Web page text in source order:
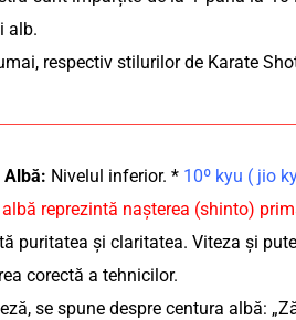
alb.
respectiv stilurilor de Karate
Albă: Nivelul inferior. * 10º kyu ( jio
albă reprezintă nașterea (shinto)
puritatea și claritatea. Viteza și
corectă a tehnicilor.
se spune despre centura albă: